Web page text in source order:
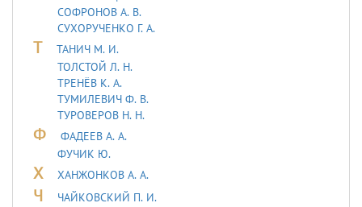
СОФРОНОВ А. В.
СУХОРУЧЕНКО Г. А.
Т
ТАHИЧ М. И.
ТОЛСТОЙ Л. Н.
ТРЕНЁВ К. А.
ТУМИЛЕВИЧ Ф. В.
ТУРОВЕРОВ Н. Н.
Ф
ФАДЕЕВ А. А.
ФУЧИК Ю.
Х ХАНЖОНКОВ А. А.
Ч
ЧАЙКОВСКИЙ П. И.